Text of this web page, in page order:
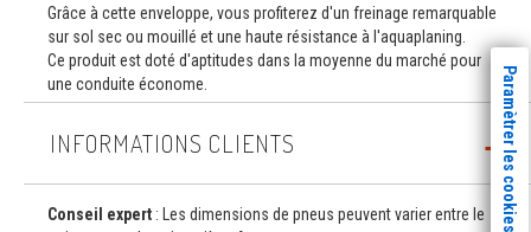
Grâce à cette enveloppe, vous profiterez d'un freinage remarquable
sur sol sec ou mouillé et une haute résistance à l'aquaplaning.
Ce produit est doté d'aptitudes dans la moyenne du marché pour
une conduite économe.
INFORMATIONS CLIENTS
Conseil expert : Les dimensions de pneus peuvent varier entre le
Paramètrer les cookies